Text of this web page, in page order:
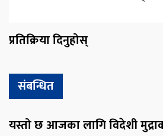
प्रतिक्रिया दिनुहोस्
संबन्धित
यस्तो छ आजका लागि विदेशी